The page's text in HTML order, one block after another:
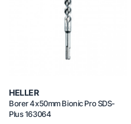
HELLER
Borer 4x50mm Bionic Pro SDS-
Plus 163064